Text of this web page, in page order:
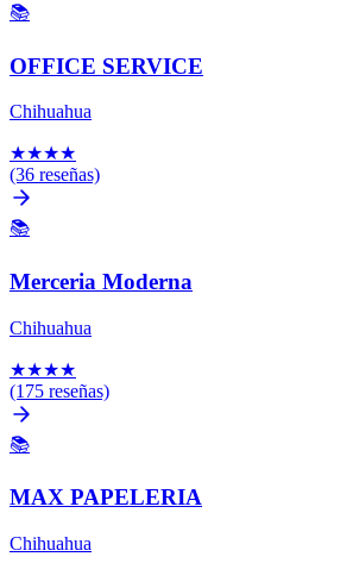
📚
OFFICE SERVICE
Chihuahua
★★★★
(36 reseñas)
📚
Merceria Moderna
Chihuahua
★★★★
(175 reseñas)
📚
MAX PAPELERIA
Chihuahua